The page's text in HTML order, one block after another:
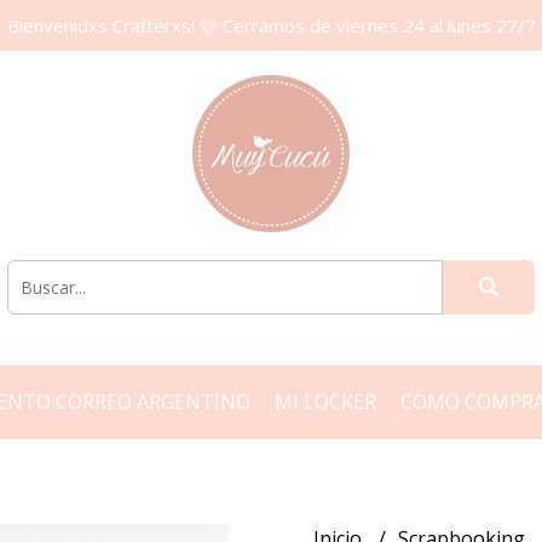
Bienvenidxs Crafterxs! 🩷 Cerramos de viernes 24 al lunes 27/7
CORREO ARGENTINO MI LOCKER COMO